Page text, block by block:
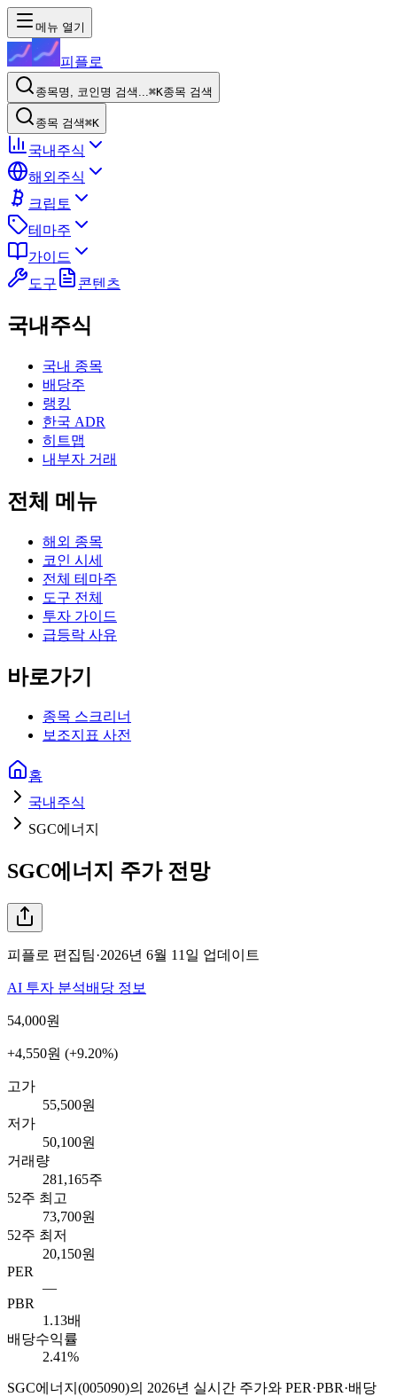
메뉴 열기
피플로
종목명, 코인명 검색...⌘K종목 검색
종목 검색⌘K
국내주식
해외주식
크립토
테마주
가이드
도구
콘텐츠
국내주식
국내 종목
배당주
랭킹
한국 ADR
히트맵
내부자 거래
전체 메뉴
해외 종목
코인 시세
전체 테마주
도구 전체
투자 가이드
급등락 사유
바로가기
종목 스크리너
보조지표 사전
홈
국내주식
SGC에너지
SGC에너지 주가 전망
피플로 편집팀·2026년 6월 11일 업데이트
AI 투자 분석배당 정보
54,000원
+4,550원 (+9.20%)
고가
55,500원
저가
50,100원
거래량
281,165주
52주 최고
73,700원
52주 최저
20,150원
PER
—
PBR
1.13배
배당수익률
2.41%
SGC에너지 (005090)의 2026년 실시간 주가와 PER·PBR·배당